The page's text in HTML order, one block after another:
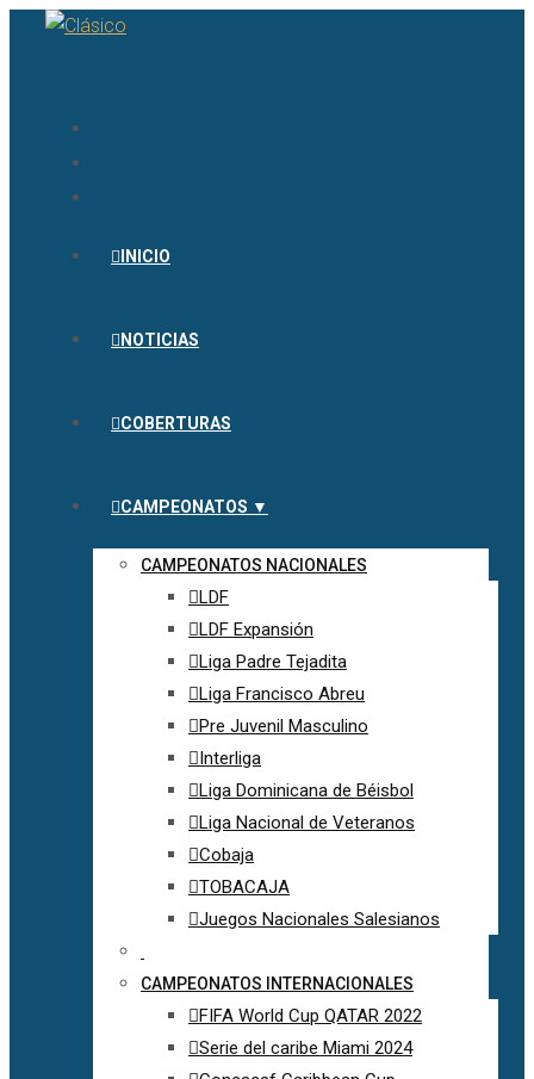
INICIO
NOTICIAS
COBERTURAS
CAMPEONATOS ▼
CAMPEONATOS NACIONALES
LDF
LDF Expansión
Liga Padre Tejadita
Liga Francisco Abreu
Pre Juvenil Masculino
Interliga
Liga Dominicana de Béisbol
Liga Nacional de Veteranos
Cobaja
TOBACAJA
Juegos Nacionales Salesianos
CAMPEONATOS INTERNACIONALES
FIFA World Cup QATAR 2022
Serie del caribe Miami 2024